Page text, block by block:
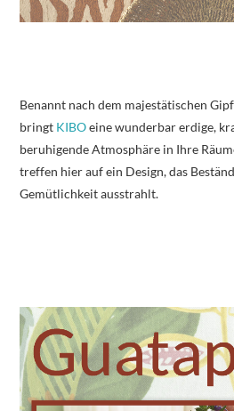
Benannt nach dem majestätischen
bringt KIBOeine wunderbar erdige,
beruhigende Atmosphäre in Ihre
treffen hier auf ein Design, das
Gemütlichkeit ausstrahlt.